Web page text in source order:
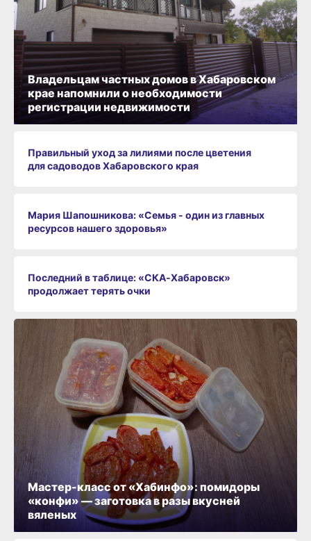
Владельцам частных домов в Хабаровском
крае напомнили о необходимости
регистрации недвижимости
Правильный уход за лилиями после цветения
для садоводов Хабаровского края
Мария Шапошникова: «Семья - один из главных
ресурсов нашего здоровья»
Последний в таблице: «СКА‑Хабаровск»
продолжает терять очки
Мастер-класс от «Хабинфо»: помидоры
«конфи» — заготовка в разы вкусней
вяленых